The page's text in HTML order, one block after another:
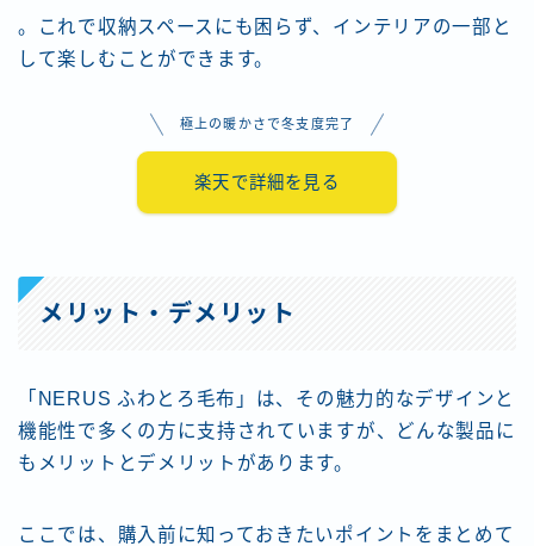
。これで収納スペースにも困らず、インテリアの一部と
して楽しむことができます。
極上の暖かさで冬支度完了
楽天で詳細を見る
メリット・デメリット
「NERUS ふわとろ毛布」は、その魅力的なデザインと
機能性で多くの方に支持されていますが、どんな製品に
もメリットとデメリットがあります。
ここでは、購入前に知っておきたいポイントをまとめて